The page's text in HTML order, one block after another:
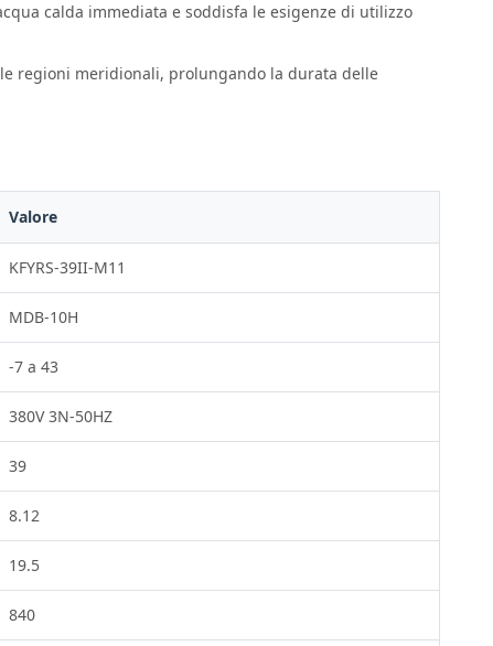
calda immediata e soddisfa le esigenze di utilizzo
regioni meridionali, prolungando la durata delle
Valore
KFYRS-39II-M11
MDB-10H
-7 a 43
380V 3N-50HZ
39
8.12
19.5
840